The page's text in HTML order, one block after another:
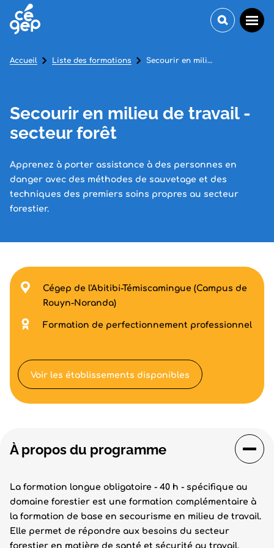
Secourir en milieu de travail -
secteur forêt
Apprenez à porter assistance à des personnes en
danger avec des méthodes de sauvetage et des
techniques des premiers soins propres au secteur
forestier.
Accueil Liste des formations Secourir en milieu de travail - secteur forêt
À propos du programme
La formation longue obligatoire - 40 h - spécifique au
domaine forestier est une formation complémentaire à
la formation de base en secourisme en milieu de travail.
Elle permet de répondre aux besoins du secteur
forestier en matière de santé et sécurité au travail.
Cégep de l'Abitibi-Témiscamingue (Campus de
Rouyn-Noranda)
Formation de perfectionnement professionnel
Voir les établissements disponibles